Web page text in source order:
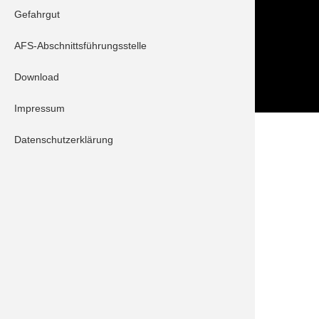
Folge uns auch auf
Gefahrgut
AFS-Abschnittsführungsstelle
Download
Impressum
Datenschutzerklärung